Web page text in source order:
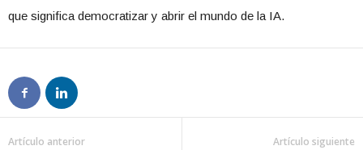
que significa democratizar y abrir el mundo de la IA.
Artículo anterior Artículo siguiente